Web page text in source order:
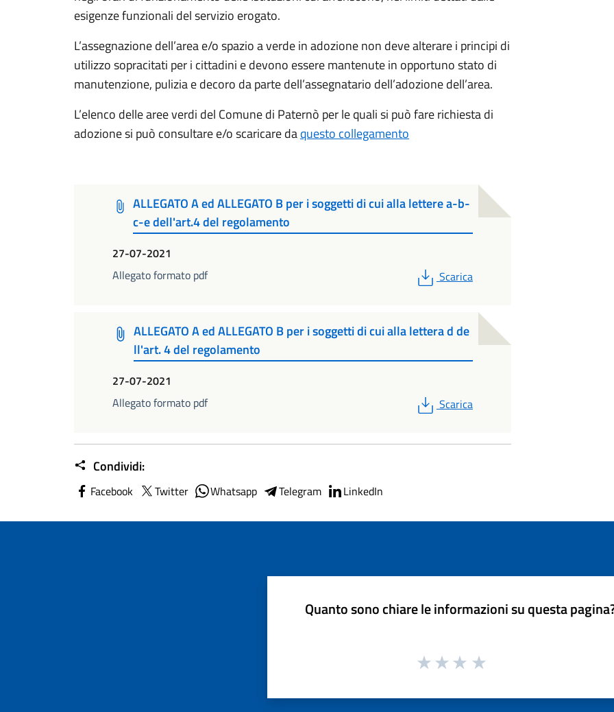
esigenze funzionali del servizio erogato.
L’assegnazione dell’area e/o spazio a verde in adozione non deve alterare i principi di
utilizzo sopracitati per i cittadini e devono essere mantenute in opportuno stato di
manutenzione, pulizia e decoro da parte dell’assegnatario dell’adozione dell’area.
L’elenco delle aree verdi del Comune di Paternò per le quali si può fare richiesta di
adozione si può consultare e/o scaricare daquesto collegamento
ALLEGATO A ed ALLEGATO B per i soggetti di cui alla lettere a-b-
c-e dell'art.4 del regolamento
27-07-2021
Allegato formato pdf
PDF
Scarica
ALLEGATO A ed ALLEGATO B per i soggetti di cui alla lettera d de
ll'art. 4 del regolamento
27-07-2021
Allegato formato pdf
PDF
Scarica
Condividi:
Facebook Twitter Whatsapp Telegram LinkedIn
Quanto sono chiare le informazioni su questa